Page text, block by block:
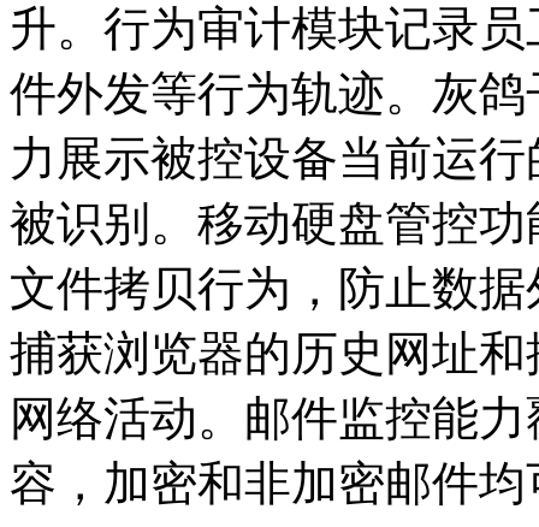
升。行为审计模块记录
件外发等行为轨迹。灰
力展示被控设备当前运
被识别。移动硬盘管控
文件拷贝行为，防止数
捕获浏览器的历史网址
网络活动。邮件监控能
容，加密和非加密邮件